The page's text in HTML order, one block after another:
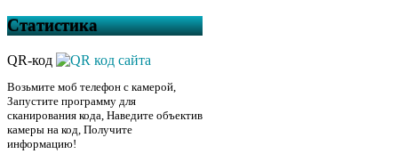
Статистика
QR-код
Возьмите моб телефон с камерой,
Запустите программу для
сканирования кода, Наведите объектив
камеры на код, Получите
информацию!